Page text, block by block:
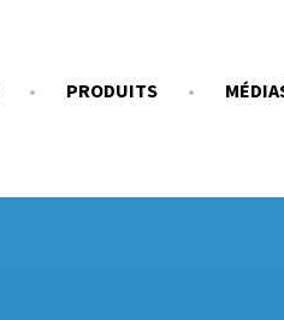
PRODUITS